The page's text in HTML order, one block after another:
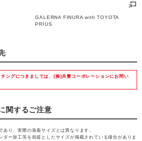
GALERNA FINURA with TOYOTA
PRIUS
ングにつきましては、(株)共豊コーポレーションにお問い
関するご注意
あり、実際の装着サイズとは異なります。
ダー加工等を前提としたサイズが掲載されている場合がありま